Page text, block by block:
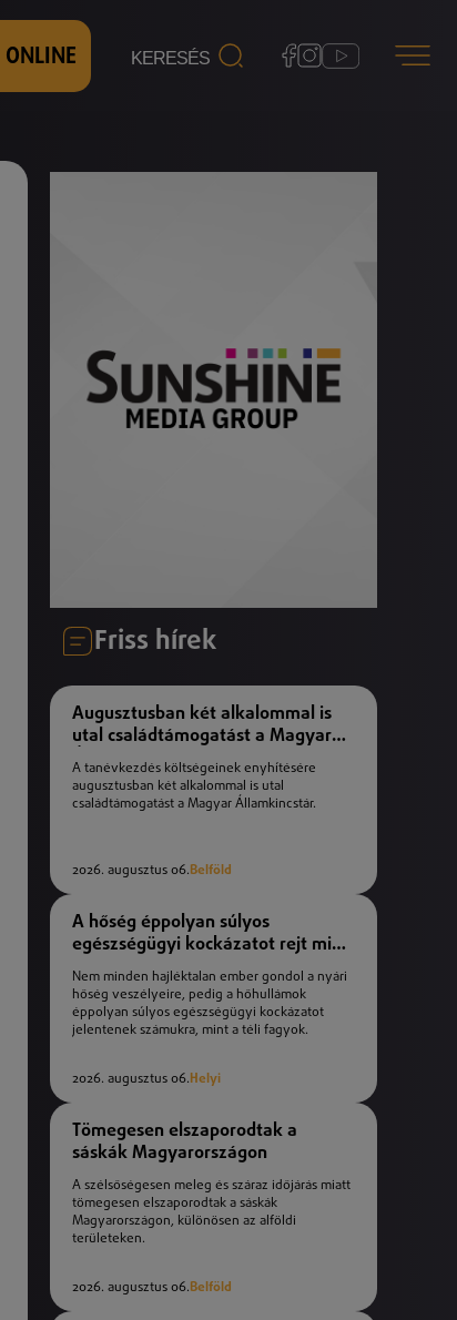
ONLINE
Friss hírek
Augusztusban két alkalommal is
utal családtámogatást a Magyar
Államkincstár
A tanévkezdés költségeinek enyhítésére
augusztusban két alkalommal is utal
családtámogatást a Magyar Államkincstár.
2026. augusztus 06.Belföld
A hőség éppolyan súlyos
egészségügyi kockázatot rejt mint
a téli fagyok
Nem minden hajléktalan ember gondol a nyári
hőség veszélyeire, pedig a hőhullámok
éppolyan súlyos egészségügyi kockázatot
jelentenek számukra, mint a téli fagyok.
2026. augusztus 06. Helyi
Tömegesen elszaporodtak a
sáskák Magyarországon
A szélsőségesen meleg és száraz időjárás miatt
tömegesen elszaporodtak a sáskák
Magyarországon, különösen az alföldi
területeken.
2026. augusztus 06.Belföld